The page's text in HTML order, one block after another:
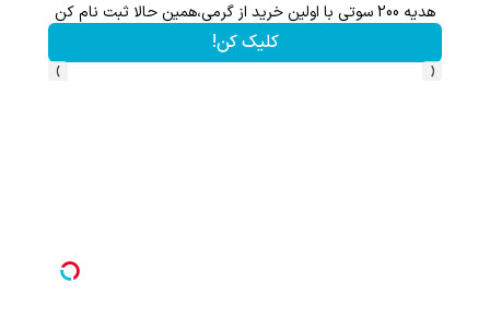
هدیه 200 سوتی با اولین خرید از گرمی،همین حالا ثبت نام کن
کلیک کن!
‹
›